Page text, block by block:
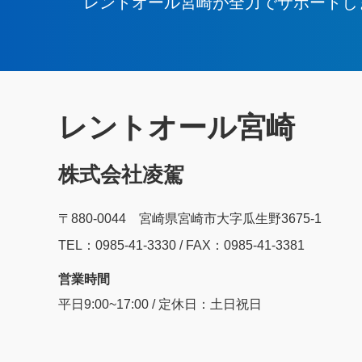
レントオール宮崎
株式会社凌駕
〒880-0044 宮崎県宮崎市大字瓜生野3675-1
TEL：0985‐41‐3330 / FAX：0985-41-3381
営業時間
平日9:00~17:00 / 定休日：土日祝日